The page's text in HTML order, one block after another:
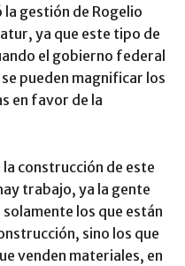
la gestión de Rogelio
ya que este tipo de
el gobierno federal
pueden magnificar los
en favor de la
la construcción de este
trabajo, ya la gente
los que están
sino los que
venden materiales, en